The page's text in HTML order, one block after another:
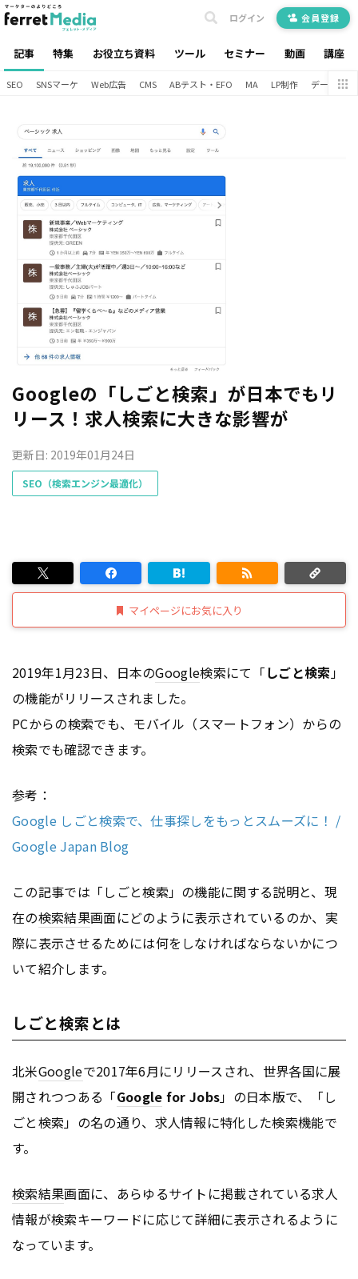
記事 特集 お役立ち資料 ツール セミナー 動画 講座
ログイン 会員登録
SEO SNSマーケ Web広告 CMS ABテスト・EFO MA LP制作 データ分析
Googleの「しごと検索」が日本でもリ
リース！求人検索に大きな影響が
更新日: 2019年01月24日
SEO（検索エンジン最適化）
マイページにお気に入り
2019年1月23日、日本のGoogle検索にて「しごと検索」
の機能がリリースされました。
PCからの検索でも、モバイル（スマートフォン）からの
検索でも確認できます。
参考：
Google しごと検索で、仕事探しをもっとスムーズに！ /
Google Japan Blog
この記事では「しごと検索」の機能に関する説明と、現
在の検索結果画面にどのように表示されているのか、実
際に表示させるためには何をしなければならないかにつ
いて紹介します。
しごと検索とは
北米Googleで2017年6月にリリースされ、世界各国に展
開されつつある「Google for Jobs」の日本版で、「し
ごと検索」の名の通り、求人情報に特化した検索機能で
す。
検索結果画面に、あらゆるサイトに掲載されている求人
情報が検索キーワードに応じて詳細に表示されるように
なっています。